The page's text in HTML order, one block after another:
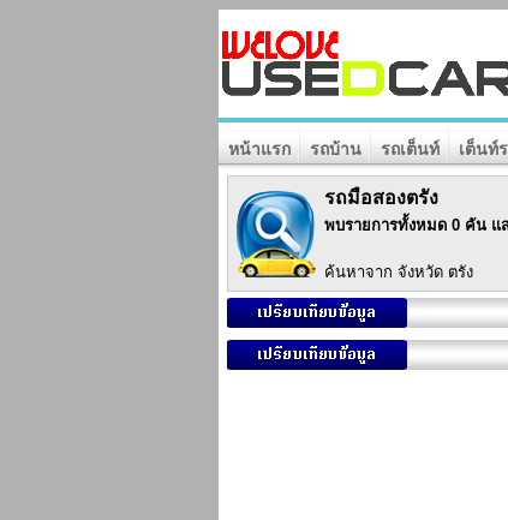
หน้าแรก รถบ้าน รถเต็นท์ เต็นท์
รถมือสองตรัง
พบรายการทั้งหมด 0 คัน แ
ค้นหาจาก จังหวัด ตรัง